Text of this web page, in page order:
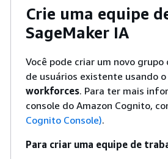
Crie uma equipe
SageMaker IA
Você pode criar um novo
de usuários existente usando
workforces. Para ter mais
console do Amazon Cognito,
Cognito Console).
Para criar uma equipe de